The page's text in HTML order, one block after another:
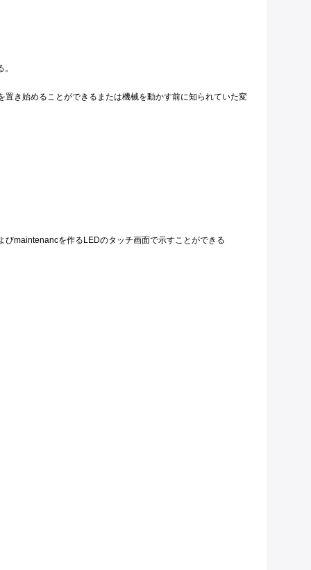
き始めることができるまたは機械を動かす前に知られていた変
maintenancを作るLEDのタッチ画面で示すことができる